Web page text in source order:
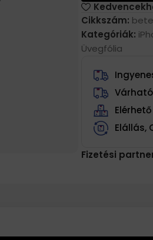
Cikkszám:
Kategóriák:
Üvegfólia
Elállás,
Fizetési